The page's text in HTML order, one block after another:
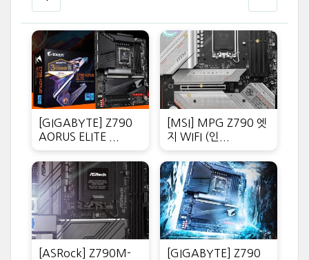
[GIGABYTE] Z790
AORUS ELITE ...
[MSI] MPG Z790 엣
지 WIFI (인...
[ASRock] Z790M-
[GIGABYTE] Z790